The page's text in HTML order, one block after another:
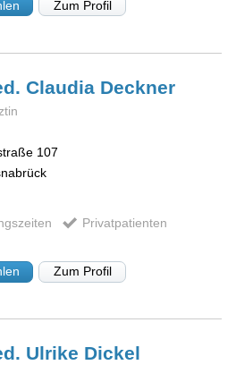
Zum Profil
Claudia Deckner
107
Privatpatienten
Zum Profil
Ulrike Dickel